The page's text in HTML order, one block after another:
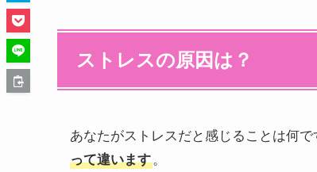
ストレスの原因は？
あなたがストレスだと感じることは何で
って違います。